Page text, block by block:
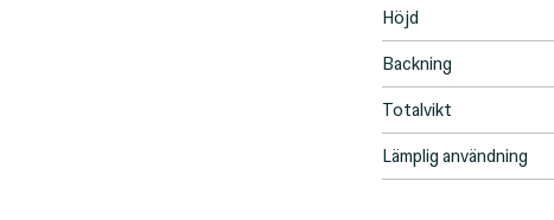
Höjd
Backning
Totalvikt
Lämplig användning